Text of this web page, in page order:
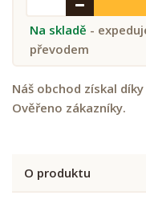
Na skladě -
převodem
Náš obchod získal
Ověřeno zákazníky.
O produktu